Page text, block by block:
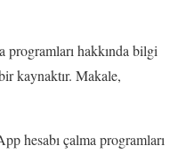
programları hakkında bilgi
kaynaktır. Makale,
hesabı çalma programları